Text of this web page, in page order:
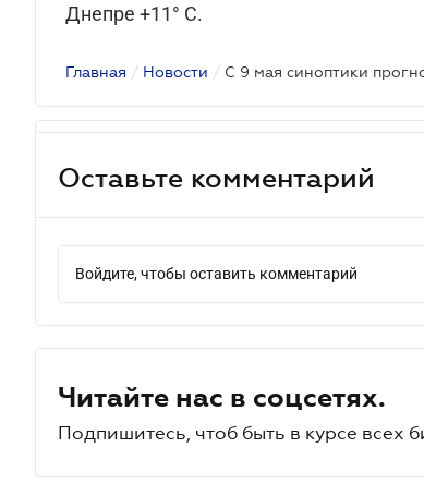
Днепре +11° С.
Главная / Новости /
Оставьте комментарий
Войдите, чтобы оставить комментарий
Читайте нас в соцсетях.
Подпишитесь, чтоб быть в курсе всех